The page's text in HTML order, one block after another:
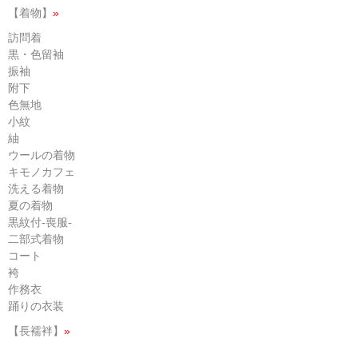
【着物】 »
訪問着
黒・色留袖
振袖
附下
色無地
小紋
紬
ウールの着物
キモノカフェ
洗える着物
夏の着物
黒紋付-喪服-
二部式着物
コート
袴
作務衣
踊りの衣装
【長襦袢】 »